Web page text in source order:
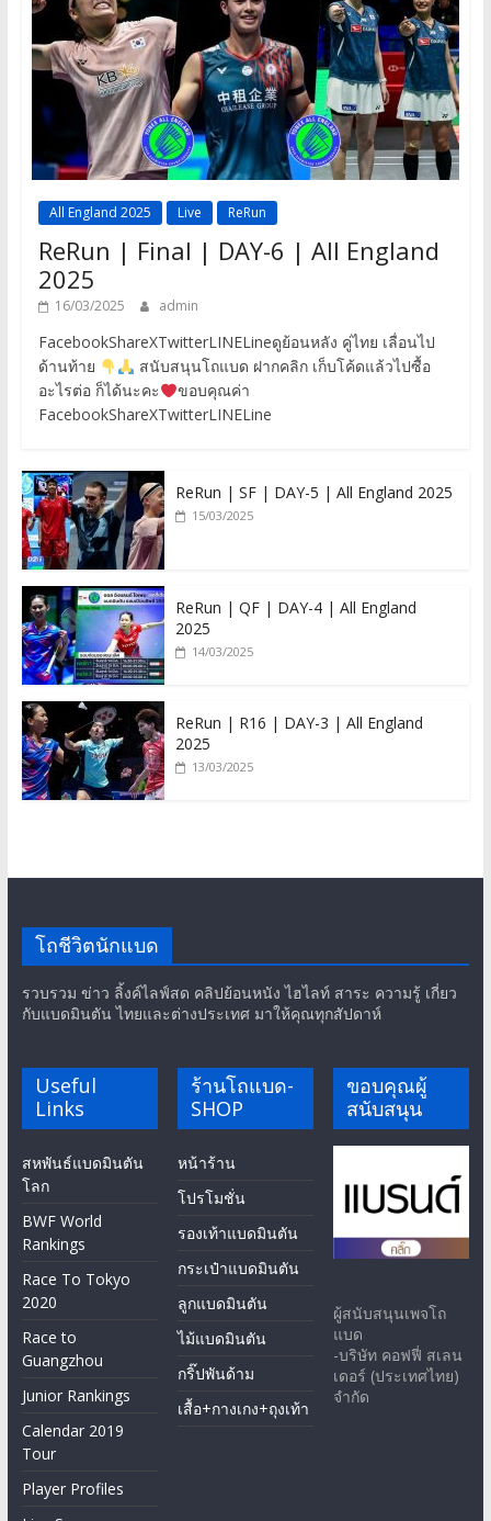
All England 2025 Live ReRun
ReRun | Final | DAY-6 | All England
2025
16/03/2025 admin
FacebookShareXTwitterLINELineดูย้อนหลัง คู่ไทย เลื่อนไป
ด้านท้าย
สนับสนุนโถแบด ฝากคลิก เก็บโค้ดแล้วไปซื้อ
อะไรต่อ ก็ได้นะคะ
ขอบคุณค่า
FacebookShareXTwitterLINELine
ReRun | SF | DAY-5 | All England 2025
15/03/2025
ReRun | QF | DAY-4 | All England
2025
14/03/2025
ReRun | R16 | DAY-3 | All England
2025
13/03/2025
โถชีวิตนักแบด
รวบรวม ข่าว ลิ้งค์ไลฟ์สด คลิปย้อนหนัง ไฮไลท์ สาระ ความรู้ เกี่ยว
กับแบดมินตัน ไทยและต่างประเทศ มาให้คุณทุกสัปดาห์
Useful
Links
สหพันธ์แบดมินตัน
โลก
BWF World
Rankings
Race To Tokyo
2020
Race to
Guangzhou
Junior Rankings
Calendar 2019
Tour
Player Profiles
ร้านโถแบด-
SHOP
หน้าร้าน
โปรโมชั่น
รองเท้าแบดมินตัน
กระเป๋าแบดมินตัน
ลูกแบดมินตัน
ไม้แบดมินตัน
กริ๊ปพันด้าม
เสื้อ+กางเกง+ถุงเท้า
ขอบคุณผู้
สนับสนุน
ผู้สนับสนุนเพจโถ
แบด
-บริษัท คอฟฟี่ สเลน
เดอร์ (ประเทศไทย)
จำกัด